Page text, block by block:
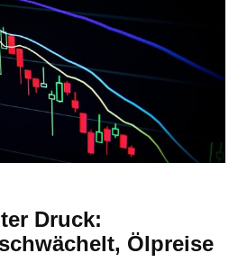
Druck:
Ölpreise